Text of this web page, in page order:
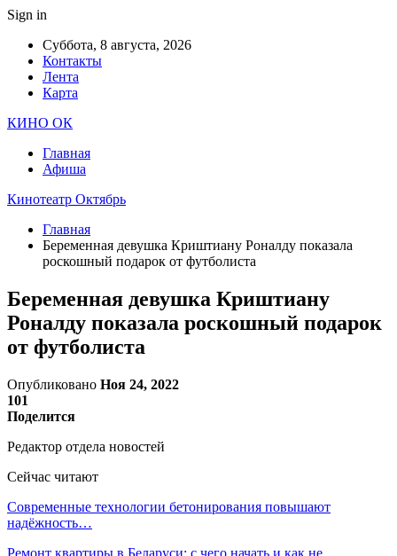
Sign in
Суббота, 8 августа, 2026
Контакты
Лента
Карта
КИНО ОК
Главная
Афиша
Кинотеатр Октябрь
Главная
Беременная девушка Криштиану Роналду показала
роскошный подарок от футболиста
Беременная девушка Криштиану
Роналду показала роскошный подарок
от футболиста
Опубликовано Ноя 24, 2022
101
Поделится
Редактор отдела новостей
Сейчас читают
Современные технологии бетонирования повышают
надёжность…
Ремонт квартиры в Беларуси: с чего начать и как не…